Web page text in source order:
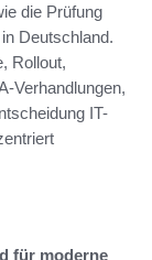
die Prüfung
Deutschland.
Rollout,
Verhandlungen,
IT-
für moderne